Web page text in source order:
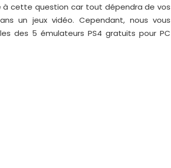
à cette question car tout dépendra de vos
un jeux vidéo. Cependant, nous vous
des 5 émulateurs PS4 gratuits pour PC